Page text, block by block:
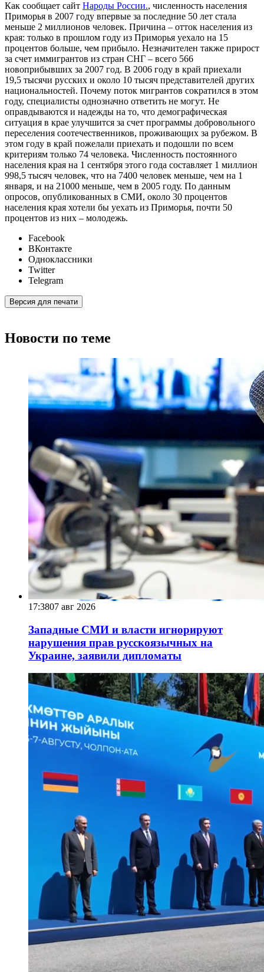
Как сообщает сайт Народы России., численность населения
Приморья в 2007 году впервые за последние 50 лет стала
меньше 2 миллионов человек. Причина – отток населения из
края: только в прошлом году из Приморья уехало на 15
процентов больше, чем прибыло. Незначителен также прирост
за счет иммигрантов из стран СНГ – всего 566
новоприбывших за 2007 год. В 2006 году в край приехали
19,5 тысячи русских и около 10 тысяч представителей других
национальностей. Почему поток мигрантов сократился в этом
году, специалисты однозначно ответить не могут. Не
оправдываются и надежды на то, что демографическая
ситуация в крае улучшится за счет программы добровольного
переселения соотечественников, проживающих за рубежом. В
этом году в край пожелали приехать и подошли по всем
критериям только 74 человека. Численность постоянного
населения края на 1 сентября этого года составляет 1 миллион
998,5 тысяч человек, что на 7400 человек меньше, чем на 1
января, и на 21000 меньше, чем в 2005 году. По данным
опросов, опубликованных в СМИ, около 30 процентов
населения края хотели бы уехать из Приморья, почти 50
процентов из них – молодежь.
Facebook
ВКонтакте
Одноклассники
Twitter
Telegram
Версия для печати
Новости по теме
17:3807 авг 2026
Западные СМИ и власти игнорируют
нарушения прав русскоязычных на
Украине, заявили дипломаты